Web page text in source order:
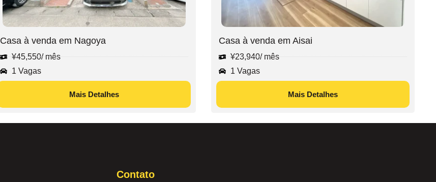
Casa à venda em Nagoya
¥45,550/ mês
1 Vagas
Mais Detalhes
Casa à venda em Aisai
¥23,940/ mês
1 Vagas
Mais Detalhes
Contato